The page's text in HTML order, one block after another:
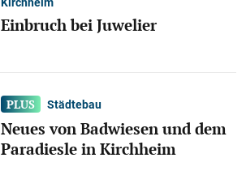
Einbruch bei Juwelier
Städtebau
Neues von Badwiesen und dem
Paradiesle in Kirchheim